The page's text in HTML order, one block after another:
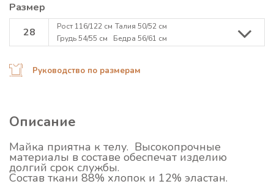
Размер
28
Рост 116/122 см Талия 50/52 см
Грудь 54/55 см
Бедра 56/61 см
Руководство по размерам
Описание
Майка приятна к телу. Высокопрочные
материалы в составе обеспечат изделию
долгий срок службы.
Состав ткани 88% хлопок и 12% эластан.